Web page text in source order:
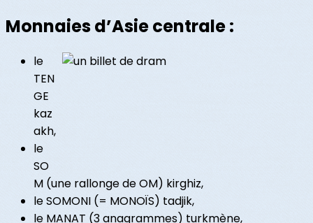
Monnaies d’Asie centrale :
le
TEN
GE
kaz
akh,
le
SO
M (une rallonge de OM) kirghiz,
le SOMONI (= MONOÏS) tadjik,
le MANAT (3 anagrammes) turkmène,